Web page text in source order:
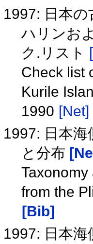
1997: 日本
ハリンお
ク.リスト
Check list
Kurile
1990 [Net]
1997: 日本
と分布
from the
[Bib]
1997: 日本